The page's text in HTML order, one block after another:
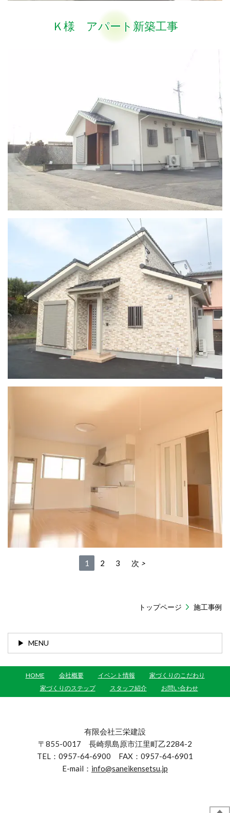
Ｋ様 アパート新築工事
1 2 3 次
トップページ 施工事例
MENU
HOME 会社概要 イベント情報
家づくりのこだわり
家づくりのステップ
スタッフ紹介 お問い合わせ
有限会社三栄建設
〒855-0017 長崎県島原市江里町乙2284-2
TEL：0957-64-6900 FAX：0957-64-6901
E-mail： info@saneikensetsu.jp